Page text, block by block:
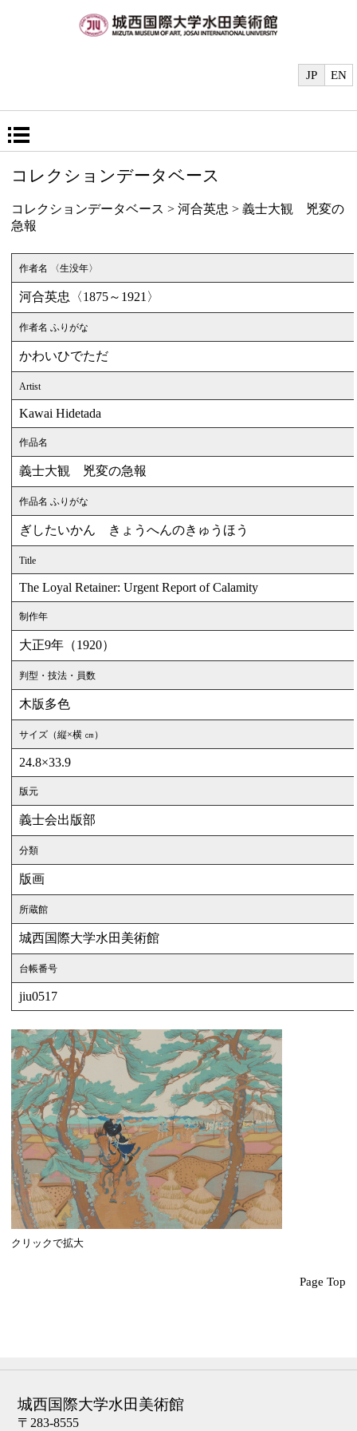
EN
JP
コレクションデータベース
コレクションデータベース > 河合英忠 > 義士大観 兇変の
急報
作者名 〈生没年〉
河合英忠〈1875～1921〉
作者名 ふりがな
かわいひでただ
Artist
Kawai Hidetada
作品名
義士大観 兇変の急報
作品名 ふりがな
ぎしたいかん きょうへんのきゅうほう
Title
The Loyal Retainer: Urgent Report of Calamity
制作年
大正9年（1920）
判型・技法・員数
木版多色
サイズ（縦×横 ㎝）
24.8×33.9
版元
義士会出版部
分類
版画
所蔵館
城西国際大学水田美術館
台帳番号
jiu0517
クリックで拡大
Page Top
城西国際大学水田美術館
〒283-8555